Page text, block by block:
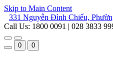
Skip to Main Content
331 Nguyễn Đình Chiểu,
Call Us: 1800 0091 | 028 3833
0 0